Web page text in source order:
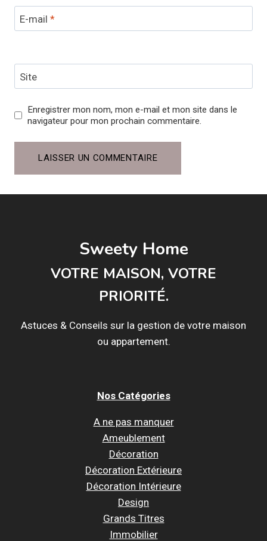
E-mail *
Site
Enregistrer mon nom, mon e-mail et mon site dans le
navigateur pour mon prochain commentaire.
Sweety Home
VOTRE MAISON, VOTRE
PRIORITÉ.
Astuces & Conseils sur la gestion de votre maison
ou appartement.
Nos Catégories
A ne pas manquer
Ameublement
Décoration
Décoration Extérieure
Décoration Intérieure
Design
Grands Titres
Immobilier